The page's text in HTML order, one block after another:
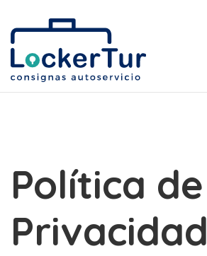
Política de
Privacidad